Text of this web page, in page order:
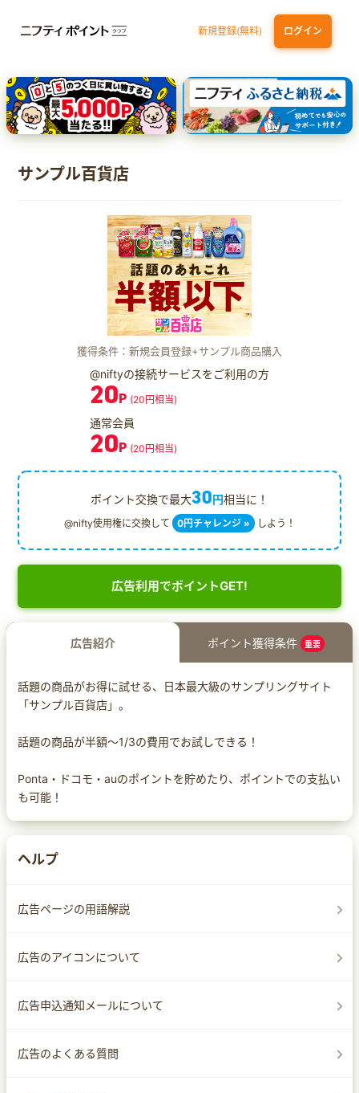
新規登録(無料) ログイン
三井住友カード（NL）オーロラデザイン
【三井住友銀行口座お持ちの方専用】Olive口座切替 P-one Wiz
ライフカードビジネスライトプラス dカード
サンプル百貨店
獲得条件：新規会員登録+サンプル商品購入
@niftyの接続サービスをご利用の方
20P (20円相当)
通常会員
20P (20円相当)
ポイント交換で最大30円相当に！
@nifty使用権に交換して 0円チャレンジ » しよう！
広告利用でポイントGET!
広告紹介 ポイント獲得条件 重要
話題の商品がお得に試せる、日本最大級のサンプリングサイト
「サンプル百貨店」。
話題の商品が半額～1/3の費用でお試しできる！
Ponta・ドコモ・auのポイントを貯めたり、ポイントでの支払い
も可能！
ヘルプ
広告ページの用語解説
広告のアイコンについて
広告申込通知メールについて
広告のよくある質問